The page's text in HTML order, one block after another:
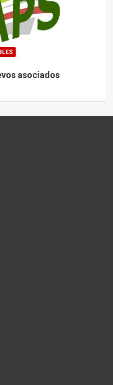
asociados